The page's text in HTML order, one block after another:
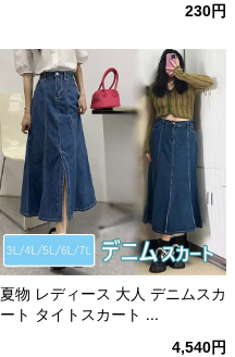
230円
夏物 レディース 大人 デニムスカ
ート タイトスカート ...
4,540円